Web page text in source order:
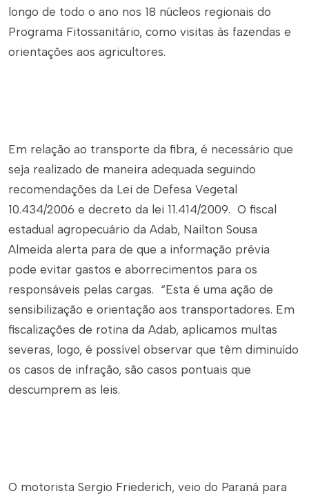
longo de todo o ano nos 18 núcleos regionais do
Programa Fitossanitário, como visitas às fazendas e
orientações aos agricultores.
Em relação ao transporte da fibra, é necessário que
seja realizado de maneira adequada seguindo
recomendações da Lei de Defesa Vegetal
10.434/2006 e decreto da lei 11.414/2009. O fiscal
estadual agropecuário da Adab, Nailton Sousa
Almeida alerta para de que a informação prévia
pode evitar gastos e aborrecimentos para os
responsáveis pelas cargas. “Esta é uma ação de
sensibilização e orientação aos transportadores. Em
fiscalizações de rotina da Adab, aplicamos multas
severas, logo, é possível observar que têm diminuído
os casos de infração, são casos pontuais que
descumprem as leis.
O motorista Sergio Friederich, veio do Paraná para